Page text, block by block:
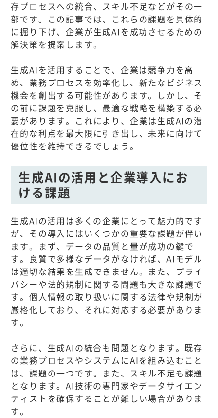
存プロセスへの統合、スキル不足などがその一
部です。この記事では、これらの課題を具体的
に掘り下げ、企業が生成AIを成功させるための
解決策を提案します。
生成AIを活用することで、企業は競争力を高
め、業務プロセスを効率化し、新たなビジネス
機会を創出する可能性があります。しかし、そ
の前に課題を克服し、最適な戦略を構築する必
要があります。これにより、企業は生成AIの潜
在的な利点を最大限に引き出し、未来に向けて
優位性を維持できるでしょう。
生成AIの活用と企業導入にお
ける課題
生成AIの活用は多くの企業にとって魅力的です
が、その導入にはいくつかの重要な課題が伴い
ます。まず、データの品質と量が成功の鍵で
す。良質で多様なデータがなければ、AIモデル
は適切な結果を生成できません。また、プライ
バシーや法的規制に関する問題も大きな課題で
す。個人情報の取り扱いに関する法律や規制が
厳格化しており、それに対応する必要がありま
す。
さらに、生成AIの統合も問題となります。既存
の業務プロセスやシステムにAIを組み込むこと
は、課題の一つです。また、スキル不足も課題
となります。AI技術の専門家やデータサイエン
ティストを確保することが難しい場合がありま
す。